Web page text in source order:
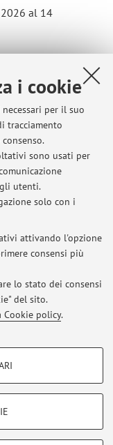
i cookie
per il suo
tracciamento
sono usati per
utenti.
solo con i
attivando l'opzione
consensi più
lo stato dei consensi
del sito.
Cookie policy.
al 14
DE
ORIENT - 6
Cooperation
Heritage
del sito.